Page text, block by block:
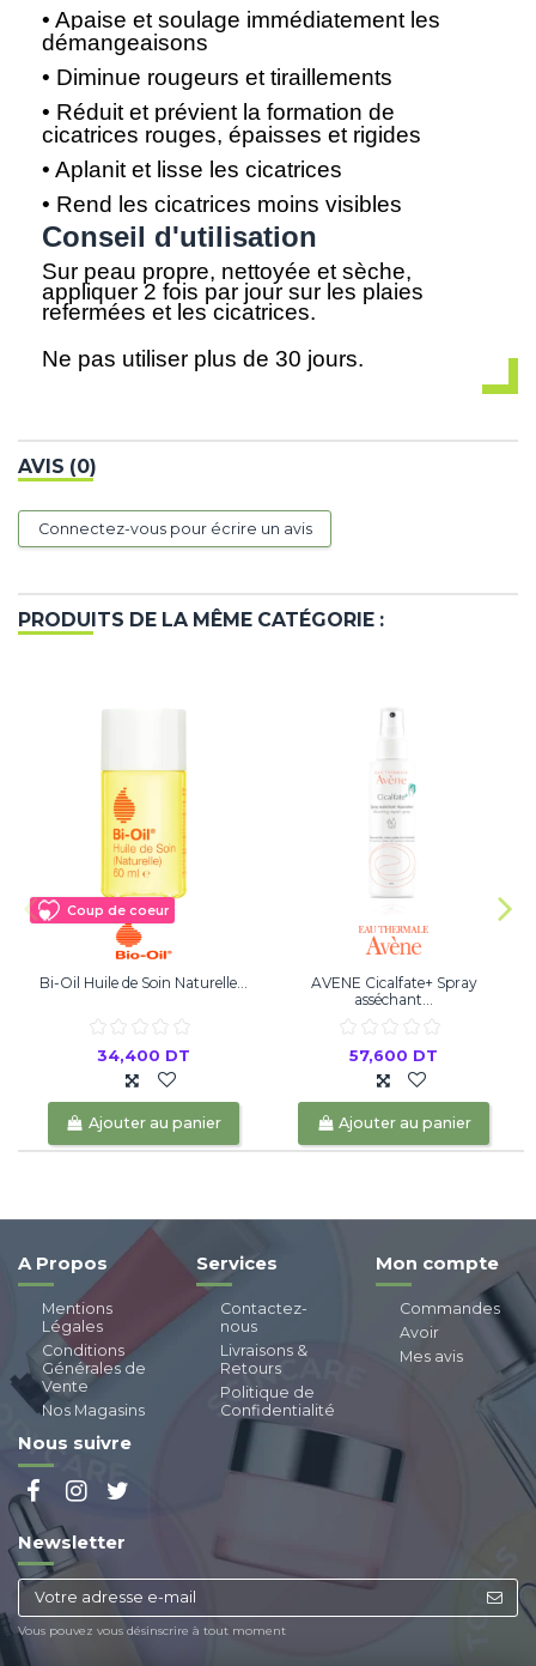
• Apaise et soulage immédiatement les
démangeaisons
• Diminue rougeurs et tiraillements
• Réduit et prévient la formation de
cicatrices rouges, épaisses et rigides
• Aplanit et lisse les cicatrices
• Rend les cicatrices moins visibles
Conseil d'utilisation
Sur peau propre, nettoyée et sèche,
appliquer 2 fois par jour sur les plaies
refermées et les cicatrices.
Ne pas utiliser plus de 30 jours.
AVIS (0)
Connectez-vous pour écrire un avis
PRODUITS DE LA MÊME CATÉGORIE :
Coup de coeur
Bi-Oil Huile de Soin Naturelle...
34,400 DT
Ajouter au panier
AVENE Cicalfate+ Spray
asséchant...
57,600 DT
Ajouter au panier
A Propos
Mentions
Légales
Conditions
Générales de
Vente
Nos Magasins
Services
Contactez-
nous
Livraisons &
Retours
Politique de
Confidentialité
Mon compte
Commandes
Avoir
Mes avis
Nous suivre
Newsletter
Vous pouvez vous désinscrire à tout moment